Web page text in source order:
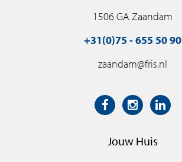
1506 GA Zaandam
+31(0)75 - 655 50 90
zaandam@fris.nl
Jouw Huis